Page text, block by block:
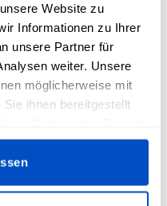
Website zu
Informationen zu Ihrer
unsere Partner für
weiter. Unsere
möglicherweise mit
ihnen bereitgestellt